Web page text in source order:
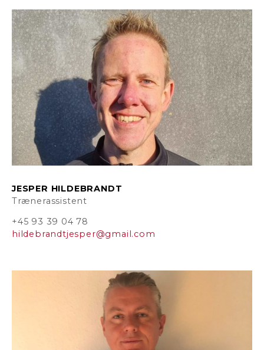
JESPER HILDEBRANDT
Trænerassistent
+45 93 39 04 78
hildebrandtjesper@gmail.com